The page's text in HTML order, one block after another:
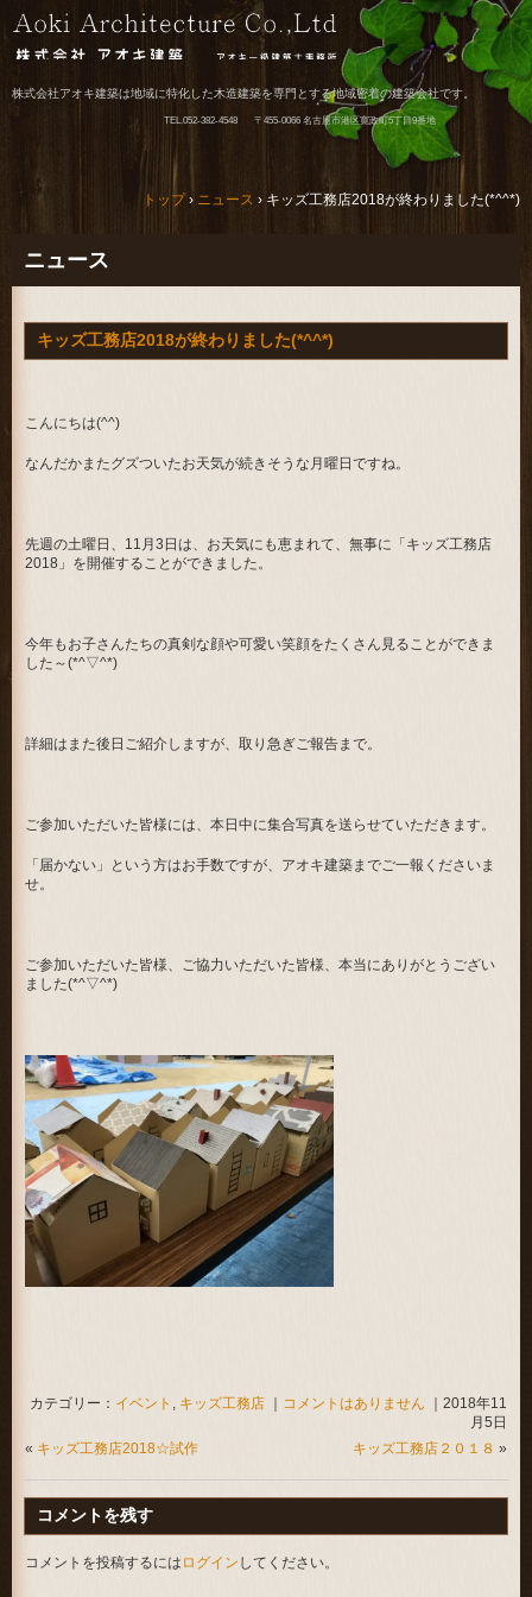
株式会社アオキ建築は地域に特化した木造建築を専門とする地域密着の建築会社です。
TEL.052-382-4548 〒455-0066 名古屋市港区寛政町5丁目9番地
トップ› ニュース › キッズ工務店2018が終わりました(*^^*)
ニュース
キッズ工務店2018が終わりました(*^^*)
こんにちは(^^)
なんだかまたグズついたお天気が続きそうな月曜日ですね。
先週の土曜日、11月3日は、お天気にも恵まれて、無事に「キッズ工務店
2018」を開催することができました。
今年もお子さんたちの真剣な顔や可愛い笑顔をたくさん見ることができま
した～(*^▽^*)
詳細はまた後日ご紹介しますが、取り急ぎご報告まで。
ご参加いただいた皆様には、本日中に集合写真を送らせていただきます。
「届かない」という方はお手数ですが、アオキ建築までご一報くださいま
せ。
ご参加いただいた皆様、ご協力いただいた皆様、本当にありがとうござい
ました(*^▽^*)
カテゴリー： イベント キッズ工務店｜ コメントはありません ｜2018年11
月5日
« キッズ工務店2018☆試作 キッズ工務店２０１８ »
コメントを残す
コメントを投稿するには ログイン してください。